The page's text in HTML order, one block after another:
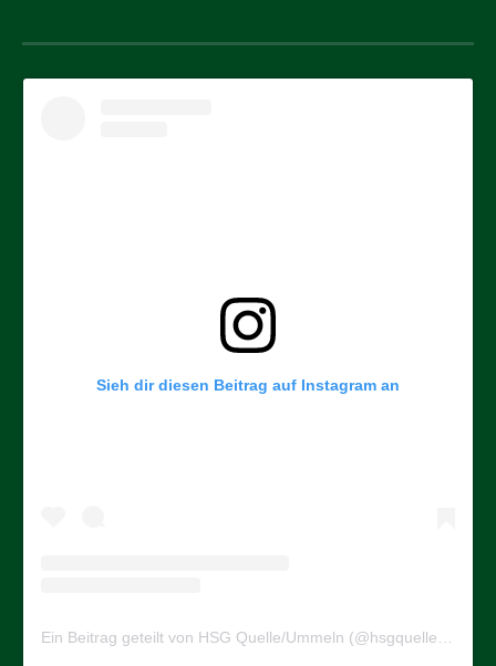
Sieh dir diesen Beitrag auf Instagram an